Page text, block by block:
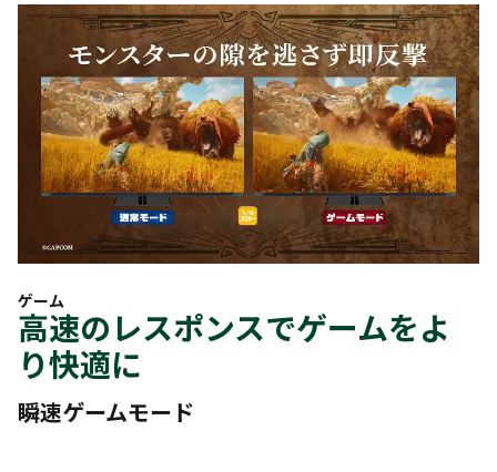
ゲーム
高速のレスポンスでゲームをよ
り快適に
瞬速ゲームモード